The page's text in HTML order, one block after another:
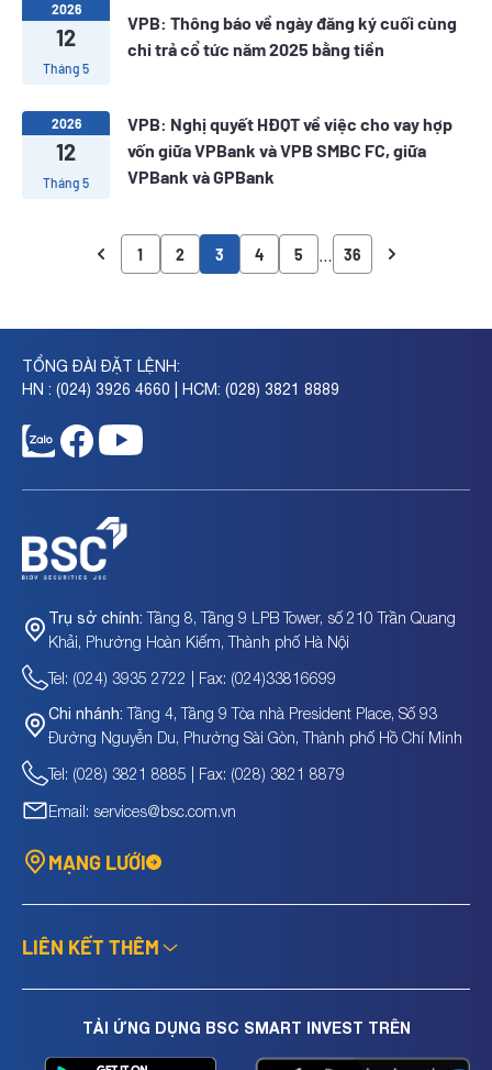
2026
12
Tháng 5
VPB: Thông báo về ngày đăng ký cuối cùng
chi trả cổ tức năm 2025 bằng tiền
2026
12
Tháng 5
VPB: Nghị quyết HĐQT về việc cho vay hợp
vốn giữa VPBank và VPB SMBC FC, giữa
VPBank và GPBank
1 2 3 4 5 36
TỔNG ĐÀI ĐẶT LỆNH:
HN : (024) 3926 4660 | HCM: (028) 3821 8889
Trụ sở chính: Tầng 8, Tầng 9 LPB Tower, số 210 Trần Quang
Khải, Phường Hoàn Kiếm, Thành phố Hà Nội
Tel: (024) 3935 2722 | Fax: (024)33816699
Chi nhánh: Tầng 4, Tầng 9 Tòa nhà President Place, Số 93
Đường Nguyễn Du, Phường Sài Gòn, Thành phố Hồ Chí Minh
Tel: (028) 3821 8885 | Fax: (028) 3821 8879
Email: services@bsc.com.vn
MẠNG LƯỚI
LIÊN KẾT THÊM
TẢI ỨNG DỤNG BSC SMART INVEST TRÊN